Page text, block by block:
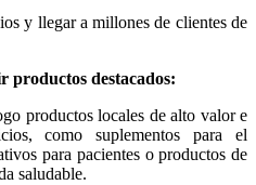
y llegar a millones de clientes de
productos destacados:
productos locales de alto valor e
como suplementos para el
para pacientes o productos de
saludable.